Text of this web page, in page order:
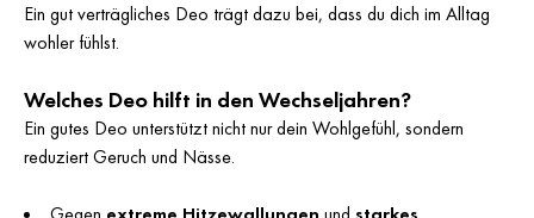
Ein gut verträgliches Deo trägt dazu bei, dass du dich im Alltag
wohler fühlst.
Welches Deo hilft in den Wechseljahren?
Ein gutes Deo unterstützt nicht nur dein Wohlgefühl, sondern
reduziert Geruch und Nässe.